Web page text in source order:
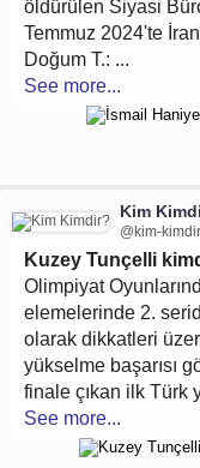
öldürülen Siyasi
Temmuz 2024'te
Doğum T.: ...
See more...
Kim
@kim-
Kuzey Tunçelli
Olimpiyat
elemelerinde 2.
olarak dikkatleri
yükselme başarısı
finale çıkan ilk Türk
See more...